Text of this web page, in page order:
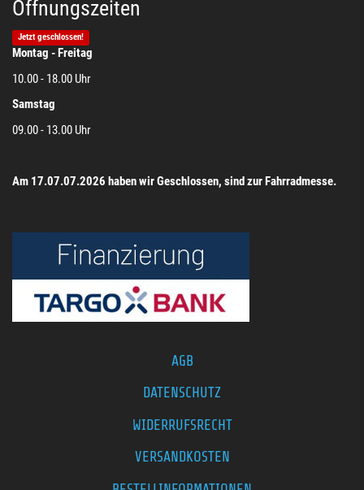
Öffnungszeiten
Jetzt geschlossen!
Montag - Freitag
10.00 - 18.00 Uhr
Samstag
09.00 - 13.00 Uhr
Am 17.07.07.2026 haben wir Geschlossen, sind zur Fahrradmesse.
AGB
DATENSCHUTZ
WIDERRUFSRECHT
VERSANDKOSTEN